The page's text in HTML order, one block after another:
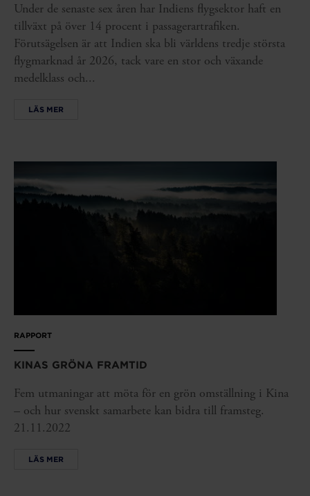
Under de senaste sex åren har Indiens flygsektor haft en
tillväxt på över 14 procent i passagerartrafiken.
Förutsägelsen är att Indien ska bli världens tredje största
flygmarknad år 2026, tack vare en stor och växande
medelklass och...
LÄS MER
RAPPORT
KINAS GRÖNA FRAMTID
Fem utmaningar att möta för en grön omställning i Kina
– och hur svenskt samarbete kan bidra till framsteg.
21.11.2022
LÄS MER